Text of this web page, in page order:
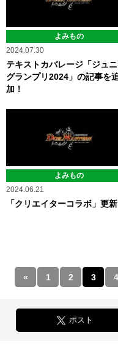
よみもの
2024.07.30
テキストカバレージ「ジュ
グランプリ2024」の記事を
加！
よみもの
2024.06.21
「クリエイターコラボ」更新
« 1 2 3 4
ポスト